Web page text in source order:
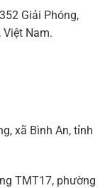
Giải Phóng,
Nam.
xã Bình An, tỉnh
TMT17, phường